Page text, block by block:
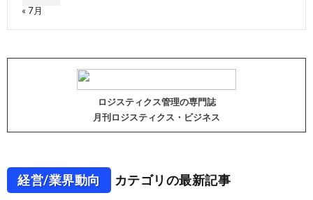
« 7月
ロジスティクス管理の専門誌
月刊ロジスティクス・ビジネス
経営/業界動向 カテゴリの最新記事